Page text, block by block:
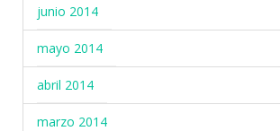
junio 2014
mayo 2014
abril 2014
marzo 2014